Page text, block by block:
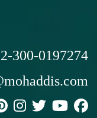
300-0197274